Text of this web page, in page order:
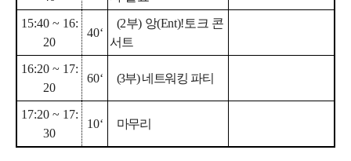
15:40 ~ 16:
20
40‘
(2부) 앙(Ent)! 토크 콘
서트
16:20 ~ 17:
20
60‘ (3부)네트워킹 파티
17:20 ~ 17:
30
10‘ 마무리